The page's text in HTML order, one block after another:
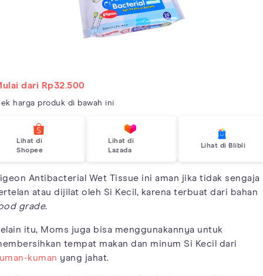
dari Rp32.500
harga produk di bawah ini
Lihat di
Shopee
Lihat di
Lazada
Lihat di Blibli
Antibacterial Wet Tissue ini aman jika tidak sengaja
atau dijilat oleh Si Kecil, karena terbuat dari bahan
grade.
itu, Moms juga bisa menggunakannya untuk
tempat makan dan minum Si Kecil dari
kuman yang jahat.